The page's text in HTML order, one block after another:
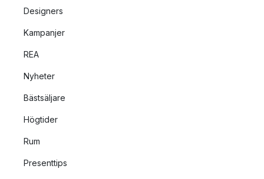
Designers
Kampanjer
REA
Nyheter
Bästsäljare
Högtider
Rum
Presenttips